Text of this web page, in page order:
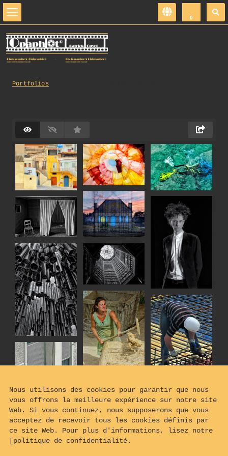
Portfolios
0
Nous utilisons des cookies pour garantir que nous
vous offrons la meilleure expérience sur notre site
Web. Si vous continuez, nous supposerons que vous
acceptez de recevoir tous les cookies définis par
ce site Web. Pour plus d'informations, lisez notre
[politique de confidentialité.